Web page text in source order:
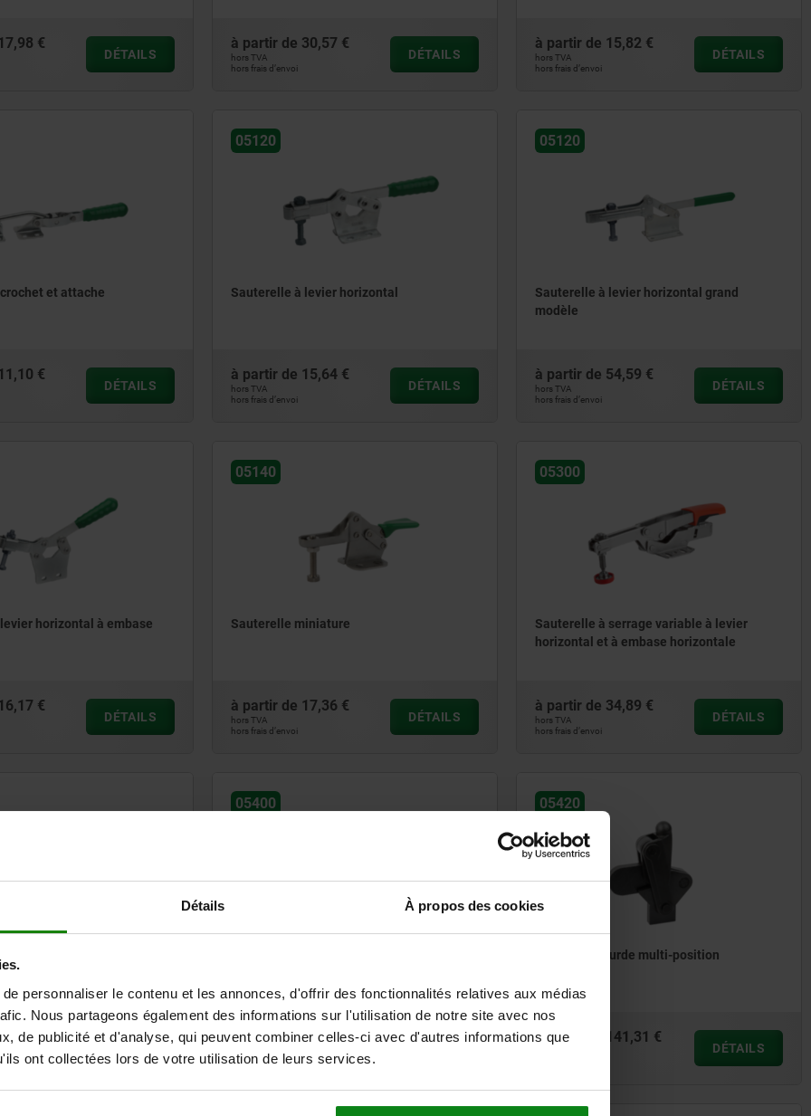
Détails À propos des cookies
personnaliser le contenu et les annonces, d'offrir des fonctionnalités relatives aux médias
Nous partageons également des informations sur l'utilisation de notre site avec nos
de publicité et d'analyse, qui peuvent combiner celles-ci avec d'autres informations que
ont collectées lors de votre utilisation de leurs services.
€
DÉTAILS
à partir de 30,57 €
hors TVA
hors frais d’envoi
DÉTAILS
à partir de 15,82 €
hors TVA
hors frais d’envoi
DÉTAILS
et attache
€
DÉTAILS
05120
Sauterelle à levier horizontal
à partir de 15,64 €
hors TVA
hors frais d’envoi
DÉTAILS
05120
Sauterelle à levier horizontal grand
modèle
à partir de 54,59 €
hors TVA
hors frais d’envoi
DÉTAILS
horizontal à embase
€
DÉTAILS
05140
Sauterelle miniature
à partir de 17,36 €
hors TVA
hors frais d’envoi
DÉTAILS
05300
Sauterelle à serrage variable à levier
horizontal et à embase horizontale
à partir de 34,89 €
hors TVA
hors frais d’envoi
DÉTAILS
horizontale
€
DÉTAILS
05400
à partir de130,40 €
hors frais d’envoi
05420
Sauterelle lourde multi-position
à partir de 141,31 €
DÉTAILS